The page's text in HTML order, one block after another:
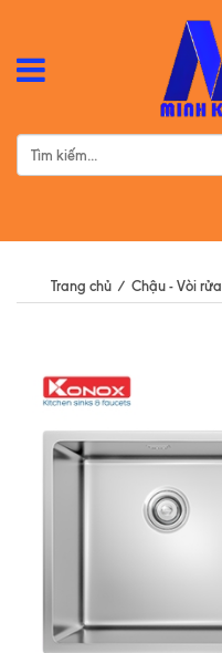
Trang chủ / Chậu - Vòi rửa